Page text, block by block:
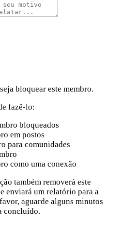
bloquear este membro.
fazê-lo:
bloqueados
em postos
para comunidades
como uma conexão
também removerá este
enviará um relatório para a
aguarde alguns minutos
concluído.